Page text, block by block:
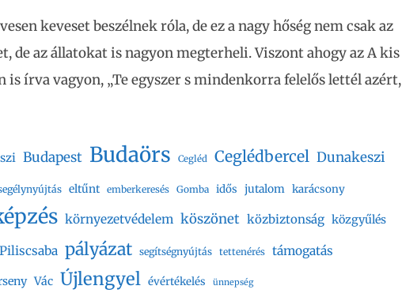
keveset beszélnek róla, de ez a nagy hőség nem csak az
de az állatokat is nagyon megterheli. Viszont ahogy az A kis
is írva vagyon, „Te egyszer s mindenkorra felelős lettél azért,
Budapest Budaörs Cegléd Ceglédbercel Dunakeszi
eltűnt emberkeresés Gomba idős jutalom karácsony
környezetvédelem köszönet közbiztonság közgyűlés
Piliscsaba pályázat segítségnyújtás tettenérés támogatás
Vác Újlengyel évértékelés ünnepség